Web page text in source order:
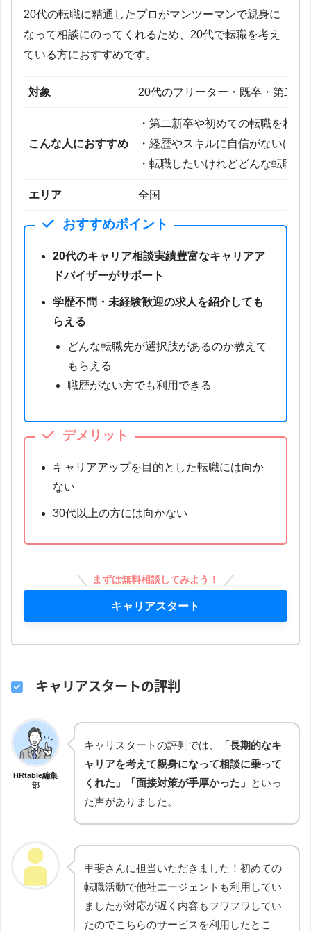
20代の転職に精通したプロがマンツーマンで親身に
なって相談にのってくれるため、20代で転職を考え
ている方におすすめです。
対象 20代のフリーター・既卒・第二新
こんな人におすすめ
・第二新卒や初めての転職を相談
・経歴やスキルに自信がないけ
・転職したいけれどどんな転職
エリア 全国
おすすめポイント
20代のキャリア相談実績豊富なキャリアア
ドバイザーがサポート
学歴不問・未経験歓迎の求人を紹介しても
らえる
どんな転職先が選択肢があるのか教えて
もらえる
職歴がない方でも利用できる
デメリット
キャリアアップを目的とした転職には向か
ない
30代以上の方には向かない
まずは無料相談してみよう！
キャリアスタート
キャリアスタートの評判
HRtable編集
部
キャリスタートの評判では、
「長期的なキ
ャリアを考えて親身になって相談に乗って
くれた」「面接対策が手厚かった」 といっ
た声がありました。
甲斐さんに担当いただきました！初めての
転職活動で他社エージェントも利用してい
ましたが対応が遅く内容もフワフワしてい
たのでこちらのサービスを利用したとこ